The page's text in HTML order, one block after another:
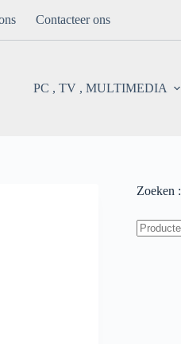
Contacteer ons
PC , TV , MULTIMEDIA
Zoeken :
naar: